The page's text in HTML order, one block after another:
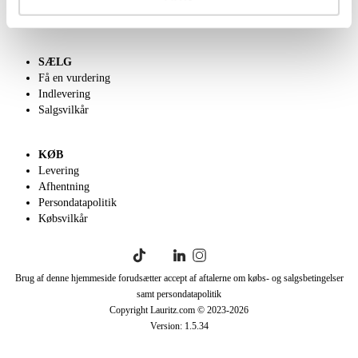
English frontpage
SÆLG
Få en vurdering
Indlevering
Salgsvilkår
KØB
Levering
Afhentning
Persondatapolitik
Købsvilkår
Brug af denne hjemmeside forudsætter accept af aftalerne om købs- og salgsbetingelser
samt persondatapolitik
Copyright Lauritz.com © 2023-2026
Version: 1.5.34